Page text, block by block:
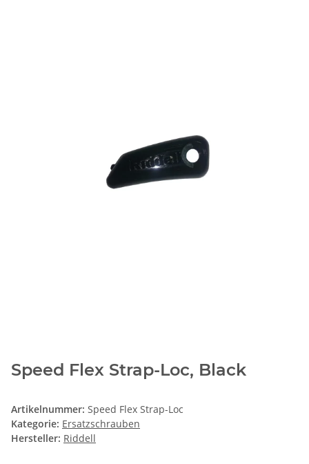
Speed Flex Strap-Loc, Black
Artikelnummer: Speed Flex Strap-Loc
Kategorie: Ersatzschrauben
Hersteller: Riddell